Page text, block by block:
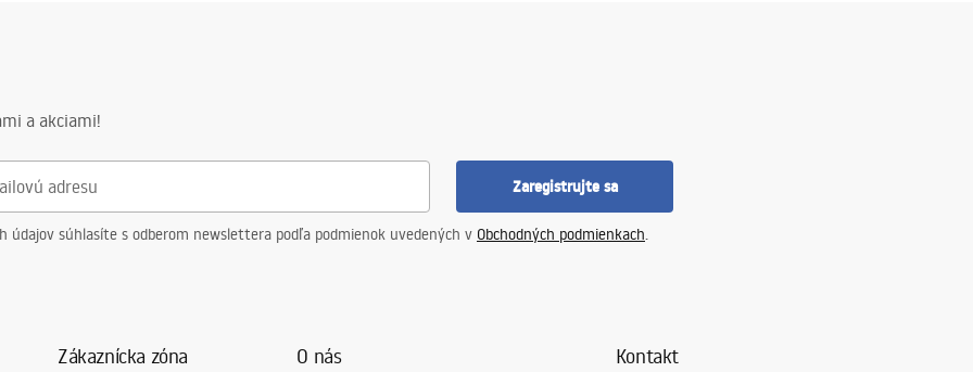
a akciami!
Zaregistrujte sa
údajov súhlasíte s odberom newslettera podľa podmienok uvedených v Obchodných podmienkach.
Zákaznícka zóna O nás Kontakt